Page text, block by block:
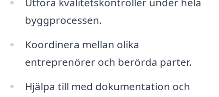
byggprocessen.
Koordinera mellan olika
entreprenörer och berörda parter.
Hjälpa till med dokumentation och